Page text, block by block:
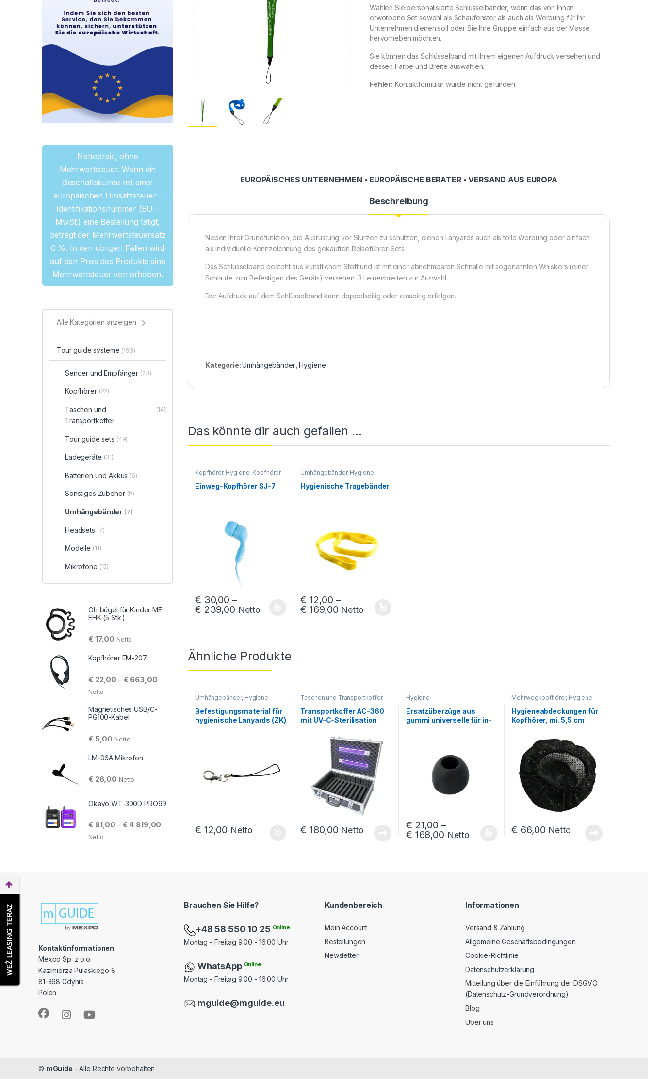
Wählen Sie personalisierte Schlüsselbänder, wenn das von Ihnen
erworbene Set sowohl als Schaufenster als auch als Werbung für Ihr
Unternehmen dienen soll oder Sie Ihre Gruppe einfach aus der Masse
hervorheben möchten.
Sie können das Schlüsselband mit Ihrem eigenen Aufdruck versehen und
dessen Farbe und Breite auswählen.
Fehler: Kontaktformular wurde nicht gefunden.
EUROPÄISCHES UNTERNEHMEN • EUROPÄISCHE BERATER • VERSAND AUS EUROPA
Beschreibung
Neben ihrer Grundfunktion, die Ausrüstung vor Stürzen zu schützen, dienen Lanyards auch als tolle Werbung oder einfach
als individuelle Kennzeichnung des gekauften Reiseführer-Sets.
Das Schlüsselband besteht aus künstlichem Stoff und ist mit einer abnehmbaren Schnalle mit sogenannten Whiskers (einer
Schlaufe zum Befestigen des Geräts) versehen. 3 Leinenbreiten zur Auswahl.
Der Aufdruck auf dem Schlüsselband kann doppelseitig oder einseitig erfolgen.
Kategorie:Umhängebänder,Hygiene
Das könnte dir auch gefallen …
Kopfhörer, Hygiene-Kopfhörer
(Einwegkopfhörer)
Einweg-Kopfhörer SJ-7
€ 30,00 –
€ 239,00Preisspanne: € 30,00 bis € 239,00
Netto
Dieses Produkt weist mehrere Varianten auf. Die Optionen können auf der Produktseite gewählt werden
Umhängebänder, Hygiene
Hygienische Tragebänder
€ 12,00 –
€ 169,00Preisspanne: € 12,00 bis € 169,00
Netto
Dieses Produkt weist mehrere Varianten auf. Die Optionen können auf der Produktseite gewählt werden
Ähnliche Produkte
Umhängebänder, Hygiene
Befestigungsmaterial für
hygienische Lanyards (ZK)
€ 12,00 Netto
Taschen und Transportkoffer,
Transportkoffer AC-360
mit UV-C-Sterilisation
€ 180,00 Netto
Hygiene
Ersatzüberzüge aus
gummi universelle für in-
€ 21,00 –
€ 168,00Preisspanne: € 21,00 bis € 168,00
Netto
Dieses Produkt weist mehrere Varianten auf. Die Optionen können auf der
Mehrwegkopfhörer, Hygiene
Hygieneabdeckungen für
Kopfhörer, mi. 5,5 cm
€ 66,00 Netto
Nettopreis, ohne
Mehrwertsteuer. Wenn ein
Geschäftskunde mit einer
europäischen Umsatzsteuer--
Identifikationsnummer (EU--
MwSt.) eine Bestellung tätigt,
beträgt der Mehrwertsteuersatz
0 %. In den übrigen Fällen wird
auf den Preis des Produkts eine
Mehrwertsteuer von erhoben.
Alle Kategorien anzeigen
Tour guide systeme (193)
Sender und Empfänger (23)
Kopfhörer (22)
Taschen und
Transportkoffer
(14)
Tour guide sets (49)
Ladegeräte (31)
Batterien und Akkus (6)
Sonstiges Zubehör (9)
Umhängebänder (7)
Headsets (7)
Modelle (11)
Mikrofone (15)
Ohrbügel für Kinder ME-
EHK (5 Stk.)
€17,00 Netto
Kopfhörer EM-207
€22,00 – €663,00Preisspanne: € 22,00 bis € 663,00
Netto
Magnetisches USB/C-
PG100-Kabel
€5,00 Netto
LM-96A Mikrofon
€26,00 Netto
Okayo WT-300D PRO99
€81,00 – €4 819,00
Netto
Kontaktinformationen
Mexpo Sp. z o.o.
Kazimierza Pulaskiego 8
81-368 Gdynia
Polen
Brauchen Sie Hilfe?
+48 58 550 10 25 Online
Montag - Freitag 9:00 - 16:00 Uhr
WhatsApp Online
Montag - Freitag 9:00 - 16:00 Uhr
mguide@mguide.eu
Kundenbereich
Mein Account
Bestellungen
Newsletter
Informationen
Versand & Zahlung
Allgemeine Geschäftsbedingungen
Cookie-Richtlinie
Datenschutzerklärung
Mitteilung über die Einführung der DSGVO
(Datenschutz-Grundverordnung)
Blog
Über uns
© mGuide - Alle Rechte vorbehalten
WEŹ LEASING TERAZ